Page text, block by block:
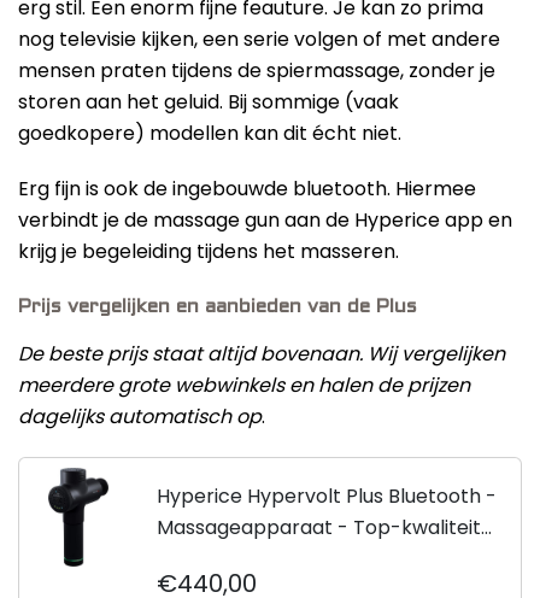
erg stil. Een enorm fijne feauture. Je kan zo prima
nog televisie kijken, een serie volgen of met andere
mensen praten tijdens de spiermassage, zonder je
storen aan het geluid. Bij sommige (vaak
goedkopere) modellen kan dit écht niet.
Erg fijn is ook de ingebouwde bluetooth. Hiermee
verbindt je de massage gun aan de Hyperice app en
krijg je begeleiding tijdens het masseren.
Prijs vergelijken en aanbieden van de Plus
De beste prijs staat altijd bovenaan. Wij vergelijken
meerdere grote webwinkels en halen de prijzen
dagelijks automatisch op.
Hyperice Hypervolt Plus Bluetooth -
Massageapparaat - Top-kwaliteit
Met app en bluetooth
€440,00